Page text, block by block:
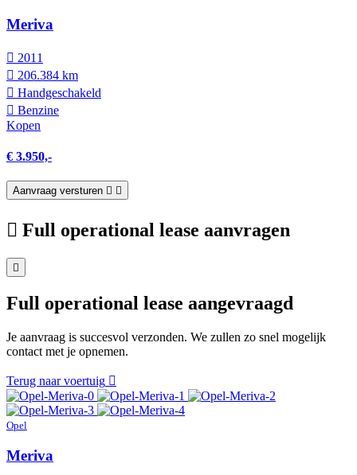
Meriva
2011
206.384 km
Hand­geschakeld
Benzine
Kopen
€ 3.950,-
Aanvraag versturen
Full operational lease aanvragen
Full operational lease aangevraagd
Je aanvraag is succesvol verzonden. We zullen zo snel mogelijk
contact met je opnemen.
Terug naar voertuig
Opel
Meriva